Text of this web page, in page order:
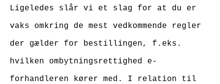
Ligeledes slår vi et slag for at du er
vaks omkring de mest vedkommende regler
der gælder for bestillingen, f.eks.
hvilken ombytningsrettighed e-
forhandleren kører med. I relation til